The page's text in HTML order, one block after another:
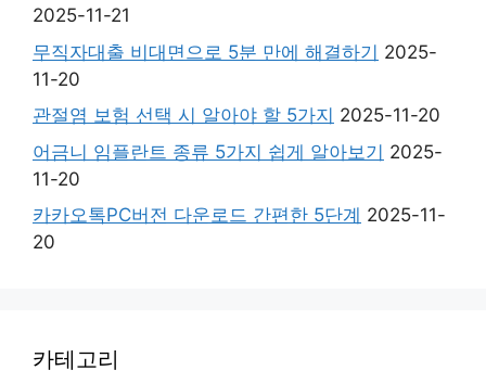
2025-11-21
무직자대출 비대면으로 5분 만에 해결하기 2025-
11-20
관절염 보험 선택 시 알아야 할 5가지 2025-11-20
어금니 임플란트 종류 5가지 쉽게 알아보기 2025-
11-20
카카오톡PC버전 다운로드 간편한 5단계 2025-11-
20
카테고리